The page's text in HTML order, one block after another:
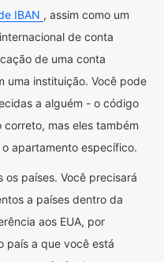
IBAN , assim como um
de conta
de uma conta
uma instituição. Você pode
a alguém - o código
correto, mas eles também
apartamento específico.
países. Você precisará
a países dentro da
aos EUA, por
país a que você está